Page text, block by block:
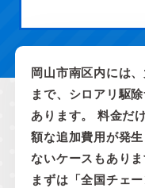
岡山市南区内には
まで、シロアリ駆
あります。 料金だ
額な追加費用が発
ないケースもありま
まずは「全国チェ